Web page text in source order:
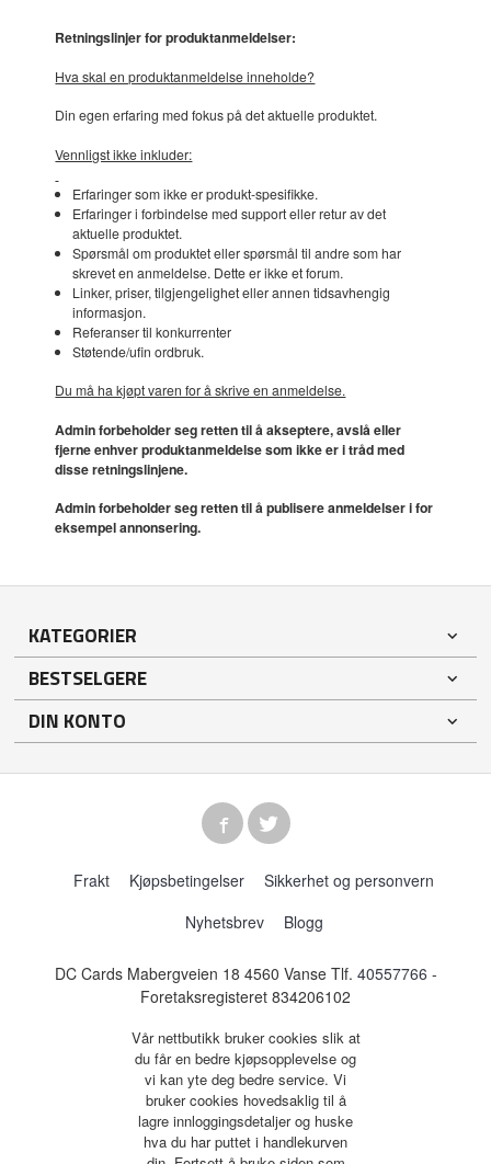
Retningslinjer for produktanmeldelser:
Hva skal en produktanmeldelse inneholde?
Din egen erfaring med fokus på det aktuelle produktet.
Vennligst ikke inkluder:
Erfaringer som ikke er produkt-spesifikke.
Erfaringer i forbindelse med support eller retur av det
aktuelle produktet.
Spørsmål om produktet eller spørsmål til andre som har
skrevet en anmeldelse. Dette er ikke et forum.
Linker, priser, tilgjengelighet eller annen tidsavhengig
informasjon.
Referanser til konkurrenter
Støtende/ufin ordbruk.
Du må ha kjøpt varen for å skrive en anmeldelse.
Admin forbeholder seg retten til å akseptere, avslå eller
fjerne enhver produktanmeldelse som ikke er i tråd med
disse retningslinjene.
Admin forbeholder seg retten til å publisere anmeldelser i for
eksempel annonsering.
KATEGORIER
BESTSELGERE
DIN KONTO
Frakt Kjøpsbetingelser
Sikkerhet og personvern
Nyhetsbrev
Blogg
DC Cards Mabergveien 18 4560 Vanse Tlf. 40557766 -
Foretaksregisteret 834206102
Vår nettbutikk bruker cookies slik at
du får en bedre kjøpsopplevelse og
vi kan yte deg bedre service. Vi
bruker cookies hovedsaklig til å
lagre innloggingsdetaljer og huske
hva du har puttet i handlekurven